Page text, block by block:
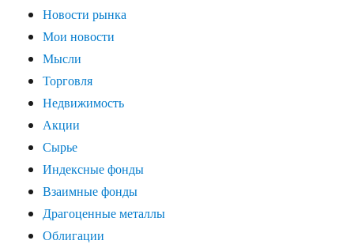
Новости рынка
Мои новости
Мысли
Торговля
Недвижимость
Акции
Сырье
Индексные фонды
Взаимные фонды
Драгоценные металлы
Облигации